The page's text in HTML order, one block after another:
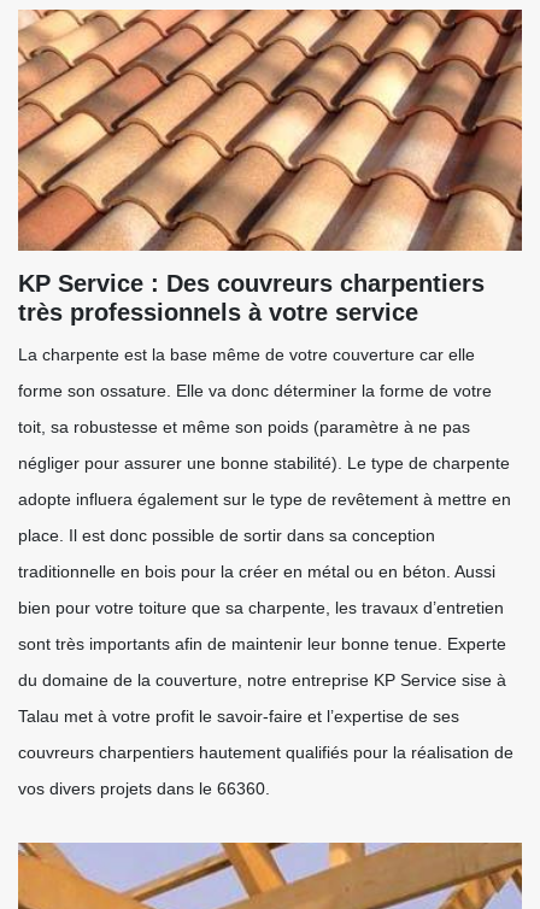
KP Service : Des couvreurs charpentiers
très professionnels à votre service
La charpente est la base même de votre couverture car elle
forme son ossature. Elle va donc déterminer la forme de votre
toit, sa robustesse et même son poids (paramètre à ne pas
négliger pour assurer une bonne stabilité). Le type de charpente
adopte influera également sur le type de revêtement à mettre en
place. Il est donc possible de sortir dans sa conception
traditionnelle en bois pour la créer en métal ou en béton. Aussi
bien pour votre toiture que sa charpente, les travaux d’entretien
sont très importants afin de maintenir leur bonne tenue. Experte
du domaine de la couverture, notre entreprise KP Service sise à
Talau met à votre profit le savoir-faire et l’expertise de ses
couvreurs charpentiers hautement qualifiés pour la réalisation de
vos divers projets dans le 66360.